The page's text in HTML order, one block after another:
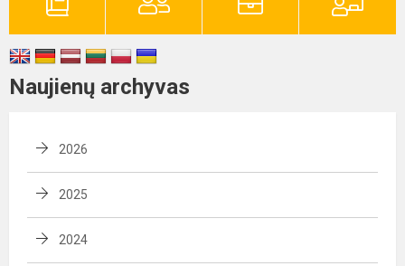
Naujienų archyvas
2026
2025
2024